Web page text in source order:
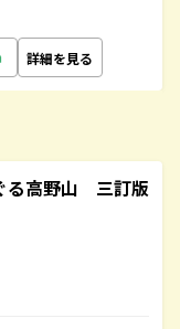
詳細を見る
る高野山 三訂版